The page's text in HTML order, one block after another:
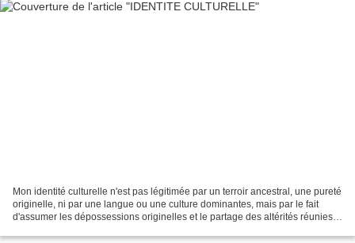
Mon identité culturelle n'est pas légitimée par un terroir ancestral, une pureté
originelle, ni par une langue ou une culture dominantes, mais par le fait
d'assumer les dépossessions originelles et le partage des altérités réunies,